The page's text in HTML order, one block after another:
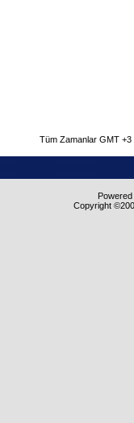
Tüm Zamanlar GMT
Copyright